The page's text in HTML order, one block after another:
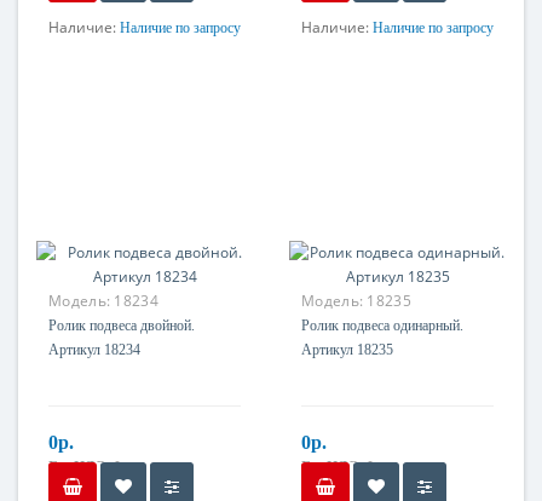
Наличие: Наличие по запросу Наличие: Наличие по запросу
Модель: 18234
Ролик подвеса двойной.
Артикул 18234
0р.
Без НДС: 0р.
Модель: 18235
Ролик подвеса одинарный.
Артикул 18235
0р.
Без НДС: 0р.